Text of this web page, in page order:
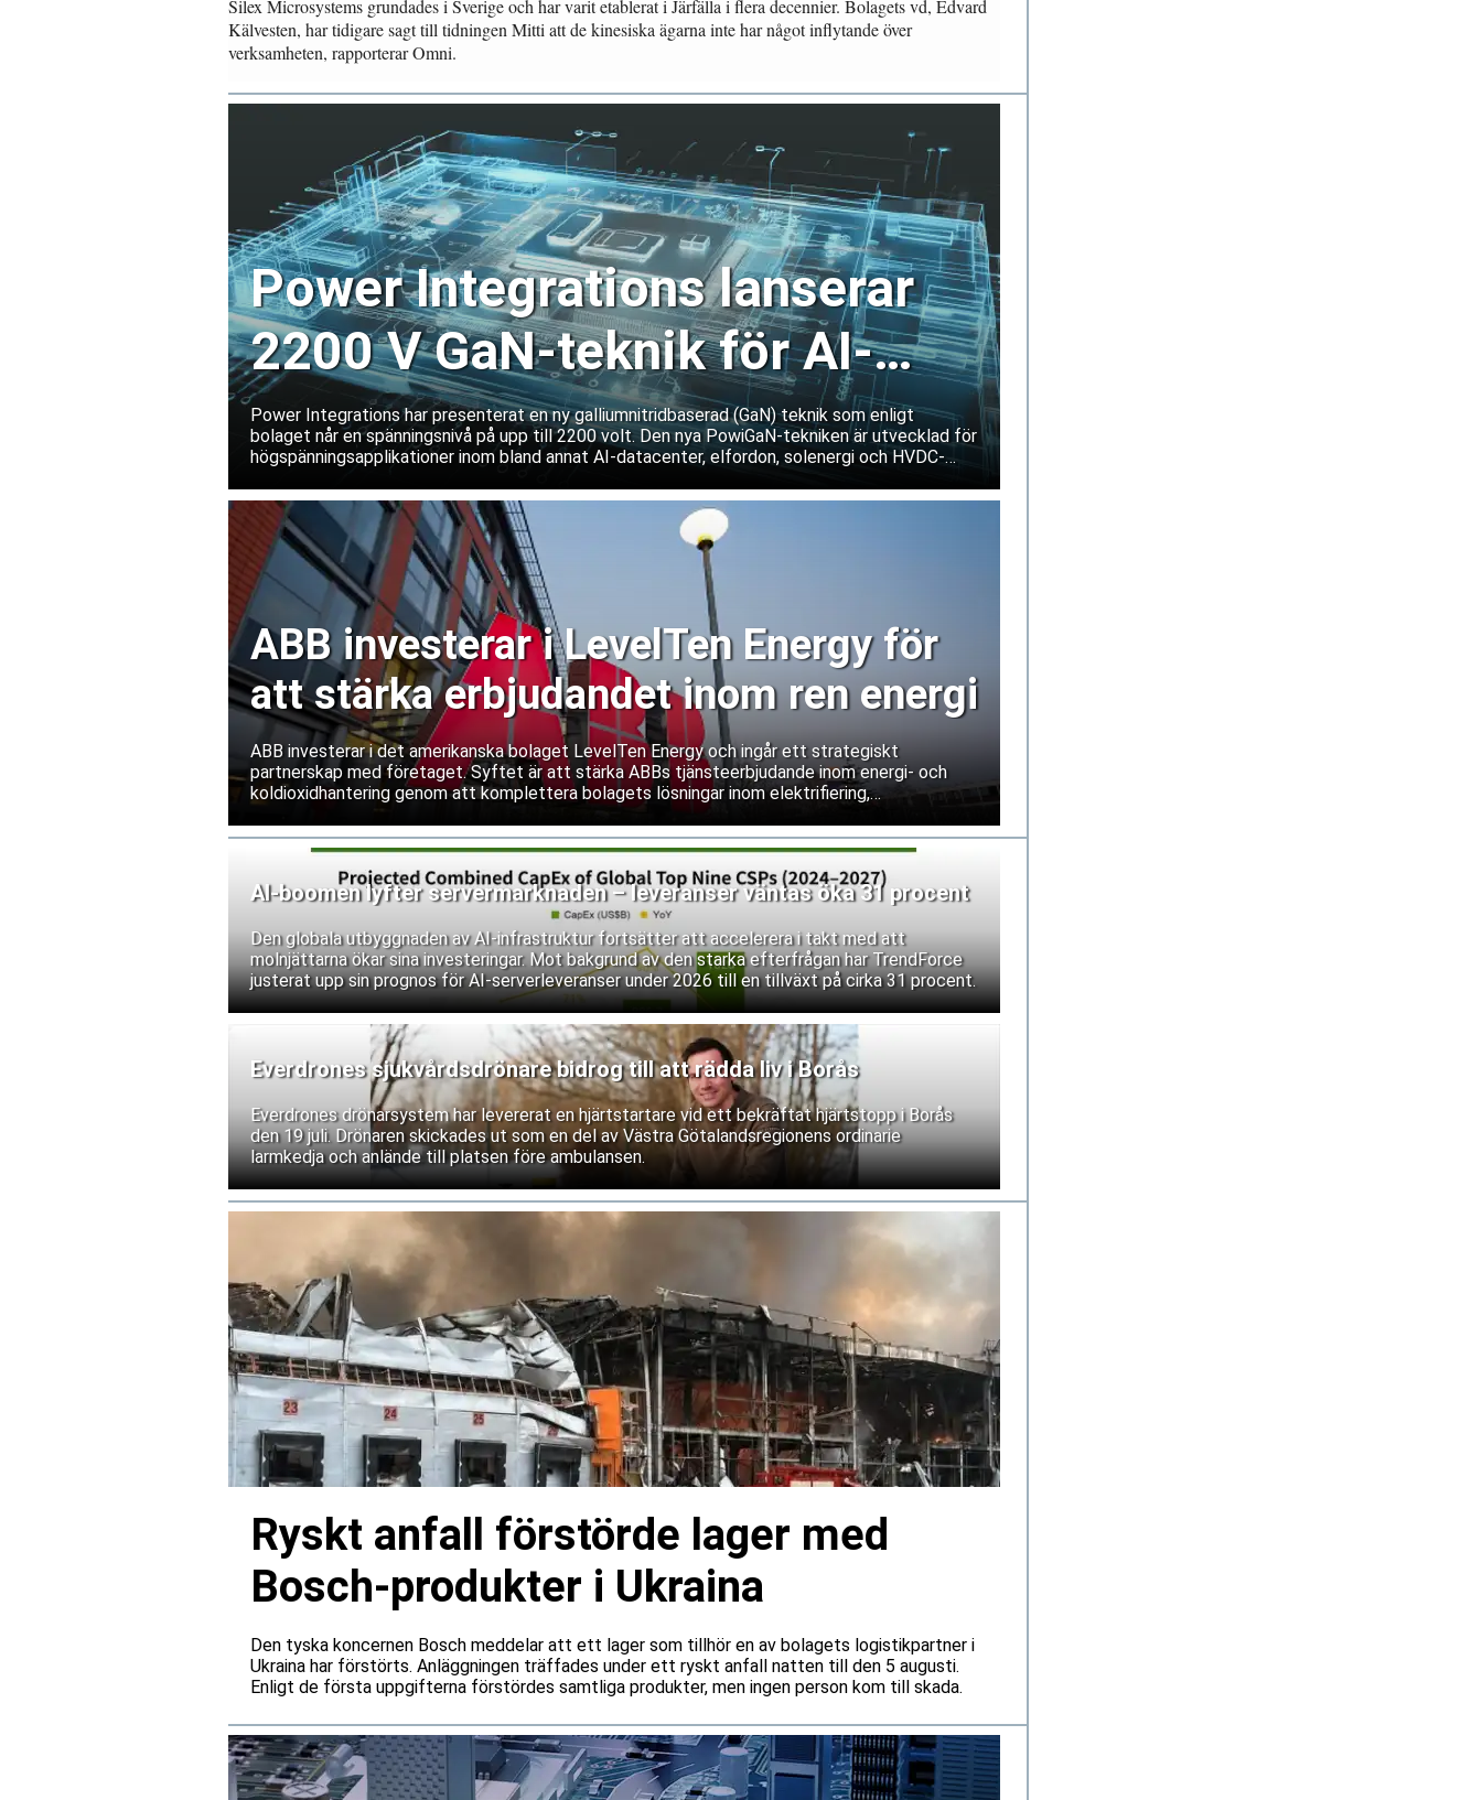
Silex Microsystems grundades i Sverige och har varit etablerat i Järfälla i flera decennier. Bolagets vd, Edvard
Kälvesten, har tidigare sagt till tidningen Mitti att de kinesiska ägarna inte har något inflytande över
verksamheten, rapporterar Omni.
Power Integrations lanserar
2200 V GaN-teknik för AI-
datacenter och kraftsystem
Power Integrations har presenterat en ny galliumnitridbaserad (GaN) teknik som enligt
bolaget når en spänningsnivå på upp till 2200 volt. Den nya PowiGaN-tekniken är utvecklad för
högspänningsapplikationer inom bland annat AI-datacenter, elfordon, solenergi och HVDC-
ABB investerar i LevelTen Energy för
att stärka erbjudandet inom ren energi
ABB investerar i det amerikanska bolaget LevelTen Energy och ingår ett strategiskt
partnerskap med företaget. Syftet är att stärka ABBs tjänsteerbjudande inom energi- och
koldioxidhantering genom att komplettera bolagets lösningar inom elektrifiering,
energihantering och digitalisering med LevelTens plattform för upphandling av ren energi.
AI-boomen lyfter servermarknaden – leveranser väntas öka 31 procent
Den globala utbyggnaden av AI-infrastruktur fortsätter att accelerera i takt med att
molnjättarna ökar sina investeringar. Mot bakgrund av den starka efterfrågan har TrendForce
justerat upp sin prognos för AI-serverleveranser under 2026 till en tillväxt på cirka 31 procent.
Everdrones sjukvårdsdrönare bidrog till att rädda liv i Borås
Everdrones drönarsystem har levererat en hjärtstartare vid ett bekräftat hjärtstopp i Borås
den 19 juli. Drönaren skickades ut som en del av Västra Götalandsregionens ordinarie
larmkedja och anlände till platsen före ambulansen.
Ryskt anfall förstörde lager med
Bosch-produkter i Ukraina
Den tyska koncernen Bosch meddelar att ett lager som tillhör en av bolagets logistikpartner i
Ukraina har förstörts. Anläggningen träffades under ett ryskt anfall natten till den 5 augusti.
Enligt de första uppgifterna förstördes samtliga produkter, men ingen person kom till skada.